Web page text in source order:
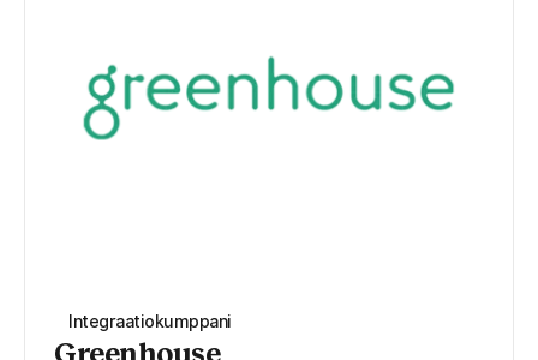
Integraatiokumppani